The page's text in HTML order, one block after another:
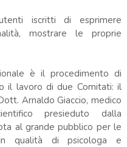
iscritti di esprimere
mostrare le proprie
è il procedimento di
il lavoro di due Comitati: il
Arnaldo Giaccio, medico
presieduto dalla
al grande pubblico per le
qualità di psicologa e